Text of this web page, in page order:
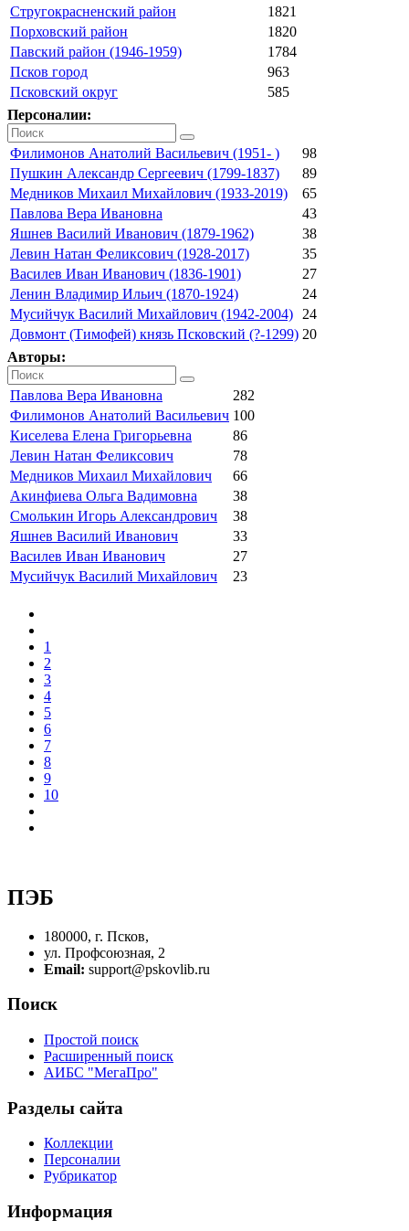
Стругокрасненский район
1821
Порховский район
1820
Павский район (1946-1959)
1784
Псков город
963
Псковский округ
585
Персоналии:
Филимонов Анатолий Васильевич (1951- )
98
Пушкин Александр Сергеевич (1799-1837)
89
Медников Михаил Михайлович (1933-2019)
65
Павлова Вера Ивановна
43
Яшнев Василий Иванович (1879-1962)
38
Левин Натан Феликсович (1928-2017)
35
Василев Иван Иванович (1836-1901)
27
Ленин Владимир Ильич (1870-1924)
24
Мусийчук Василий Михайлович (1942-2004)
24
Довмонт (Тимофей) князь Псковский (?-1299) 20
Авторы:
Павлова Вера Ивановна
282
Филимонов Анатолий Васильевич 100
Киселева Елена Григорьевна
86
Левин Натан Феликсович
78
Медников Михаил Михайлович
66
Акинфиева Ольга Вадимовна
38
Смолькин Игорь Александрович
38
Яшнев Василий Иванович
33
Василев Иван Иванович
27
Мусийчук Василий Михайлович
23
1
2
3
4
5
6
7
8
9
10
ПЭБ
180000, г. Псков,
ул. Профсоюзная, 2
Email: support@pskovlib.ru
Поиск
Простой поиск
Расширенный поиск
АИБС "МегаПро"
Разделы сайта
Коллекции
Персоналии
Рубрикатор
Информация